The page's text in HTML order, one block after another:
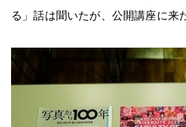
る」話は聞いたが、公開講座に来